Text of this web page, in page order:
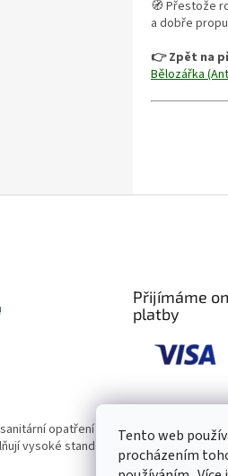
Tento web
procházením
🧭 Přestože
a dobře
👉 Zpět na
Bělozářka
Přijímáme
platby
opatření 🌱. Naše rostliny
vysoké standardy kvality.